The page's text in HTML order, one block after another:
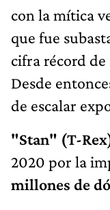
con la mítica
que fue
cifra récord
Desde
de escalar
"Stan" (T-
2020 por la
millones de